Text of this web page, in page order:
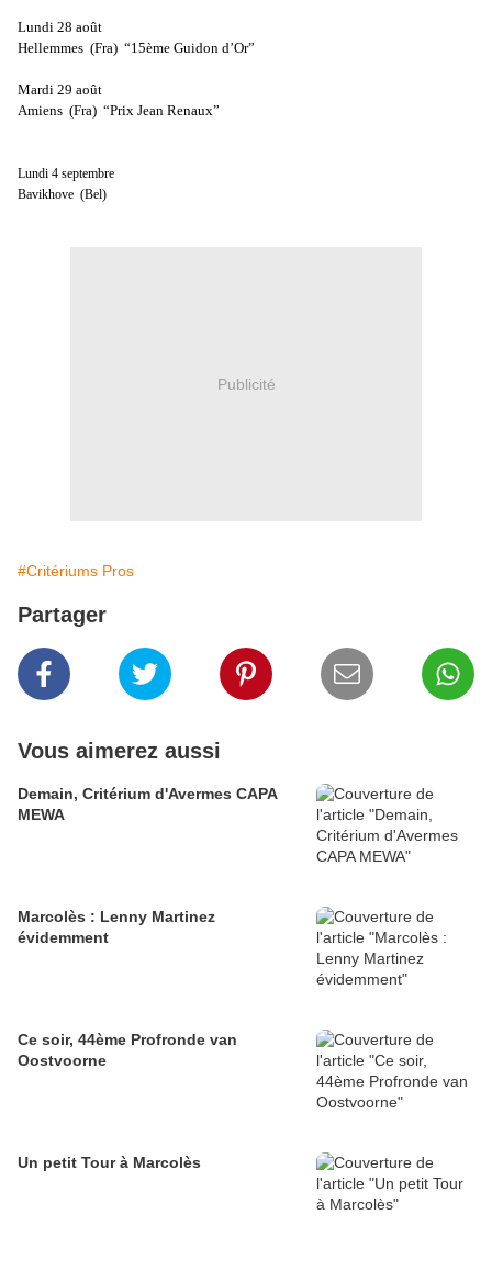
Lundi 28 août
Hellemmes (Fra) “15ème Guidon d’Or”
Mardi 29 août
Amiens (Fra) “Prix Jean Renaux”
Lundi 4 septembre
Bavikhove (Bel)
Publicité
#Critériums Pros
Partager
Vous aimerez aussi
Demain, Critérium d'Avermes CAPA
MEWA
Marcolès : Lenny Martinez
évidemment
Ce soir, 44ème Profronde van
Oostvoorne
Un petit Tour à Marcolès